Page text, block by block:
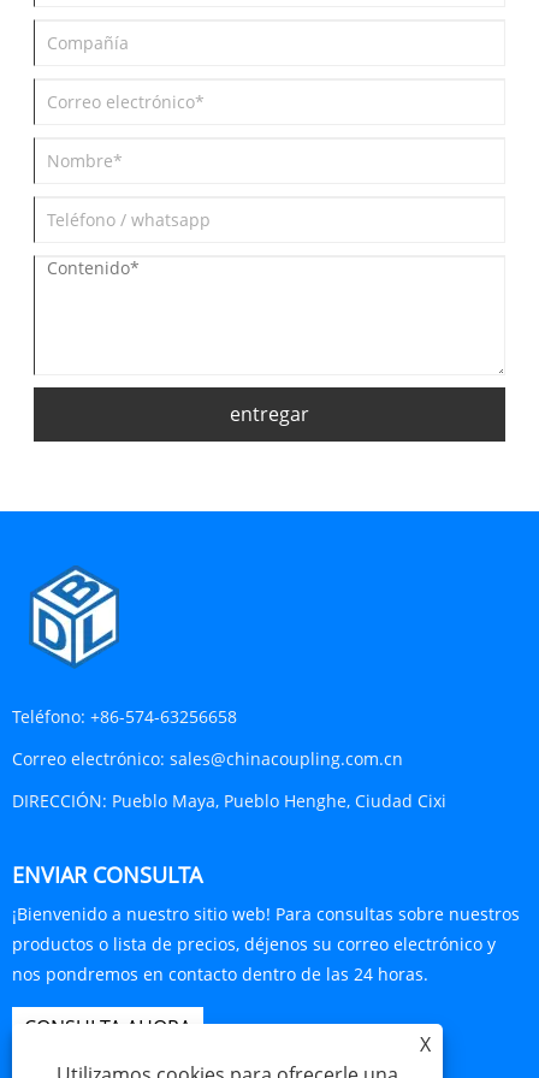
entregar
Teléfono: +86-574-63256658
Correo electrónico: sales@chinacoupling.com.cn
DIRECCIÓN: Pueblo Maya, Pueblo Henghe, Ciudad Cixi
ENVIAR CONSULTA
¡Bienvenido a nuestro sitio web! Para consultas sobre nuestros
productos o lista de precios, déjenos su correo electrónico y
nos pondremos en contacto dentro de las 24 horas.
CONSULTA AHORA
X